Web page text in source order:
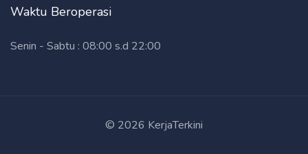
Waktu Beroperasi
Senin - Sabtu : 08:00 s.d 22:00
© 2026 KerjaTerkini